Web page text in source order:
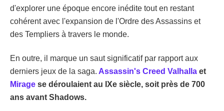
d'explorer une époque encore inédite tout en restant
cohérent avec l'expansion de l'Ordre des Assassins et
des Templiers à travers le monde.
En outre, il marque un saut significatif par rapport aux
derniers jeux de la saga. Assassin's Creed Valhalla et
Mirage se déroulaient au IXe siècle, soit près de 700
ans avant Shadows.